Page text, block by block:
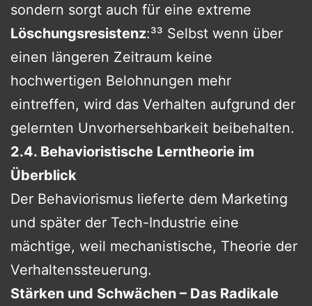
sondern sorgt auch für eine extreme
Löschungsresistenz:³³ Selbst wenn über
einen längeren Zeitraum keine
hochwertigen Belohnungen mehr
eintreffen, wird das Verhalten aufgrund der
gelernten Unvorhersehbarkeit beibehalten.
2.4. Behavioristische Lerntheorie im
Überblick
Der Behaviorismus lieferte dem Marketing
und später der Tech-Industrie eine
mächtige, weil mechanistische, Theorie der
Verhaltenssteuerung.
Stärken und Schwächen – Das Radikale